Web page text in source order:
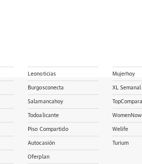
Leonoticias
Burgosconecta
Salamancahoy
Todoalicante
Piso Compartido
Autocasión
Oferplan
Mujerhoy
XL Semanal
WomenNow
Welife
Turium